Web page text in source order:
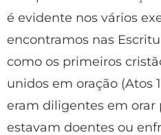
é evidente nos vários
encontramos nas
como os primeiros
unidos em oração (Atos
eram diligentes em orar
estavam doentes ou